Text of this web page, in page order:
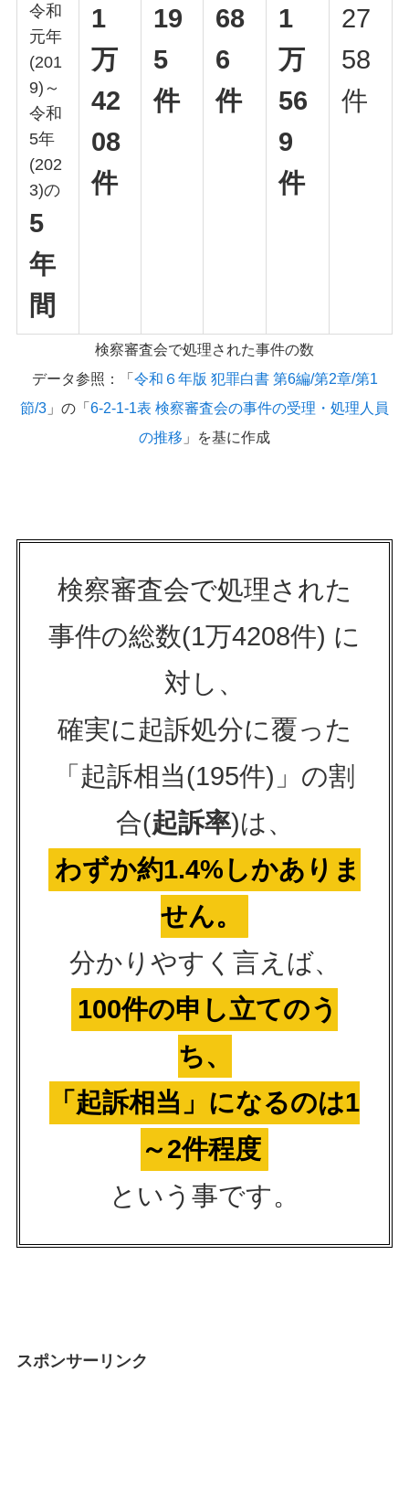
令和
元年
(201
9)～
令和
5年
(202
3)の
5
年
間
1
万
42
08
件
19
5
件
68
6
件
1
万
56
9
件
27
58
件
検察審査会で処理された事件の数
データ参照：「令和６年版 犯罪白書 第6編/第2章/第1
節/3 」の「6-2-1-1表 検察審査会の事件の受理・処理人員
の推移 」を基に作成
検察審査会で処理された
事件の総数(1万4208件) に
対し、
確実に起訴処分に覆った
「起訴相当(195件)」の割
合(起訴率)は、
わずか約1.4%しかありま
せん。
分かりやすく言えば、
100件の申し立てのう
ち、
「起訴相当」になるのは1
～2件程度
という事です。
スポンサーリンク